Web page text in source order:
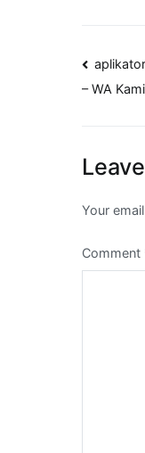
Post
– WA
Your
Comment